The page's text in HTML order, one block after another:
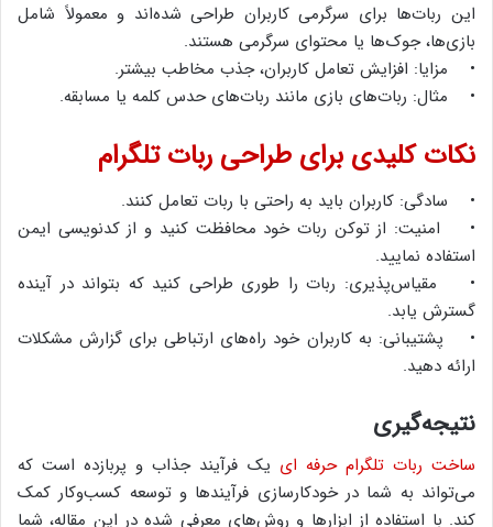
این ربات‌ها برای سرگرمی کاربران طراحی شده‌اند و معمولاً شامل
بازی‌ها، جوک‌ها یا محتوای سرگرمی هستند.
• مزایا: افزایش تعامل کاربران، جذب مخاطب بیشتر.
• مثال: ربات‌های بازی مانند ربات‌های حدس کلمه یا مسابقه.
نکات کلیدی برای طراحی ربات تلگرام
• سادگی: کاربران باید به راحتی با ربات تعامل کنند.
• امنیت: از توکن ربات خود محافظت کنید و از کدنویسی ایمن
استفاده نمایید.
• مقیاس‌پذیری: ربات را طوری طراحی کنید که بتواند در آینده
گسترش یابد.
• پشتیبانی: به کاربران خود راه‌های ارتباطی برای گزارش مشکلات
ارائه دهید.
نتیجه‌گیری
ساخت ربات تلگرام حرفه ای یک فرآیند جذاب و پربازده است که
می‌تواند به شما در خودکارسازی فرآیندها و توسعه کسب‌وکار کمک
کند. با استفاده از ابزارها و روش‌های معرفی شده در این مقاله، شما